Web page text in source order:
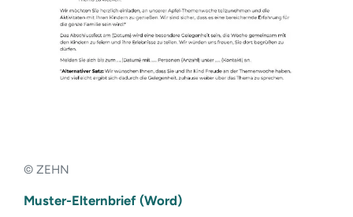
© ZEHN
Muster-Elternbrief (Word)